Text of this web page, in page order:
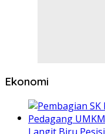
Ekonomi